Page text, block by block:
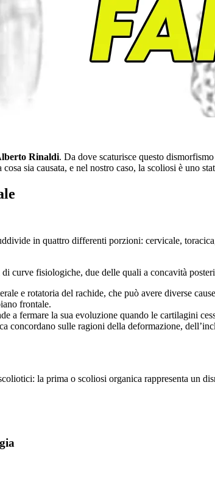
Rinaldi. Da dove scaturisce questo
sia causata, e nel nostro caso, la scoliosi è uno
in quattro differenti porzioni: cervicale,
curve fisiologiche, due delle quali a concavità
e rotatoria del rachide, che può avere diverse cause
frontale.
a fermare la sua evoluzione quando le cartilagini
concordano sulle ragioni della deformazione,
la prima o scoliosi organica rappresenta un